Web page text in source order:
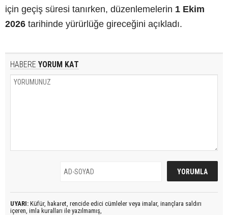
için geçiş süresi tanırken, düzenlemelerin 1 Ekim
2026 tarihinde yürürlüğe gireceğini açıkladı.
HABERE YORUM KAT
UYARI: Küfür, hakaret, rencide edici cümleler veya imalar, inançlara saldırı
içeren, imla kuralları ile yazılmamış,